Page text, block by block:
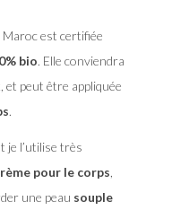
Maroc est certifiée
bio. Elle conviendra
, et peut être appliquée
.
je l’utilise très
pour le corps
une peau souple